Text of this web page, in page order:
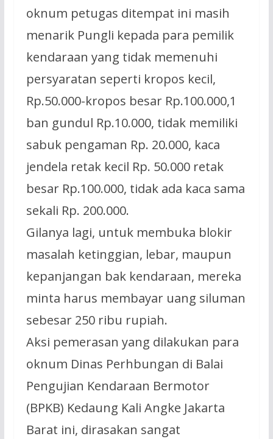
oknum petugas ditempat ini masih
menarik Pungli kepada para pemilik
kendaraan yang tidak memenuhi
persyaratan seperti kropos kecil,
Rp.50.000-kropos besar Rp.100.000,1
ban gundul Rp.10.000, tidak memiliki
sabuk pengaman Rp. 20.000, kaca
jendela retak kecil Rp. 50.000 retak
besar Rp.100.000, tidak ada kaca sama
sekali Rp. 200.000.
Gilanya lagi, untuk membuka blokir
masalah ketinggian, lebar, maupun
kepanjangan bak kendaraan, mereka
minta harus membayar uang siluman
sebesar 250 ribu rupiah.
Aksi pemerasan yang dilakukan para
oknum Dinas Perhbungan di Balai
Pengujian Kendaraan Bermotor
(BPKB) Kedaung Kali Angke Jakarta
Barat ini, dirasakan sangat